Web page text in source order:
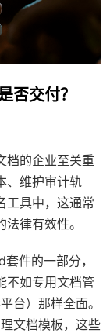
否交付？
档的企业至关重
、维护审计轨
工具中，这通常
律有效性。
件的一部分，
不如专用文档管
台）那样全面。
文档模板，这些